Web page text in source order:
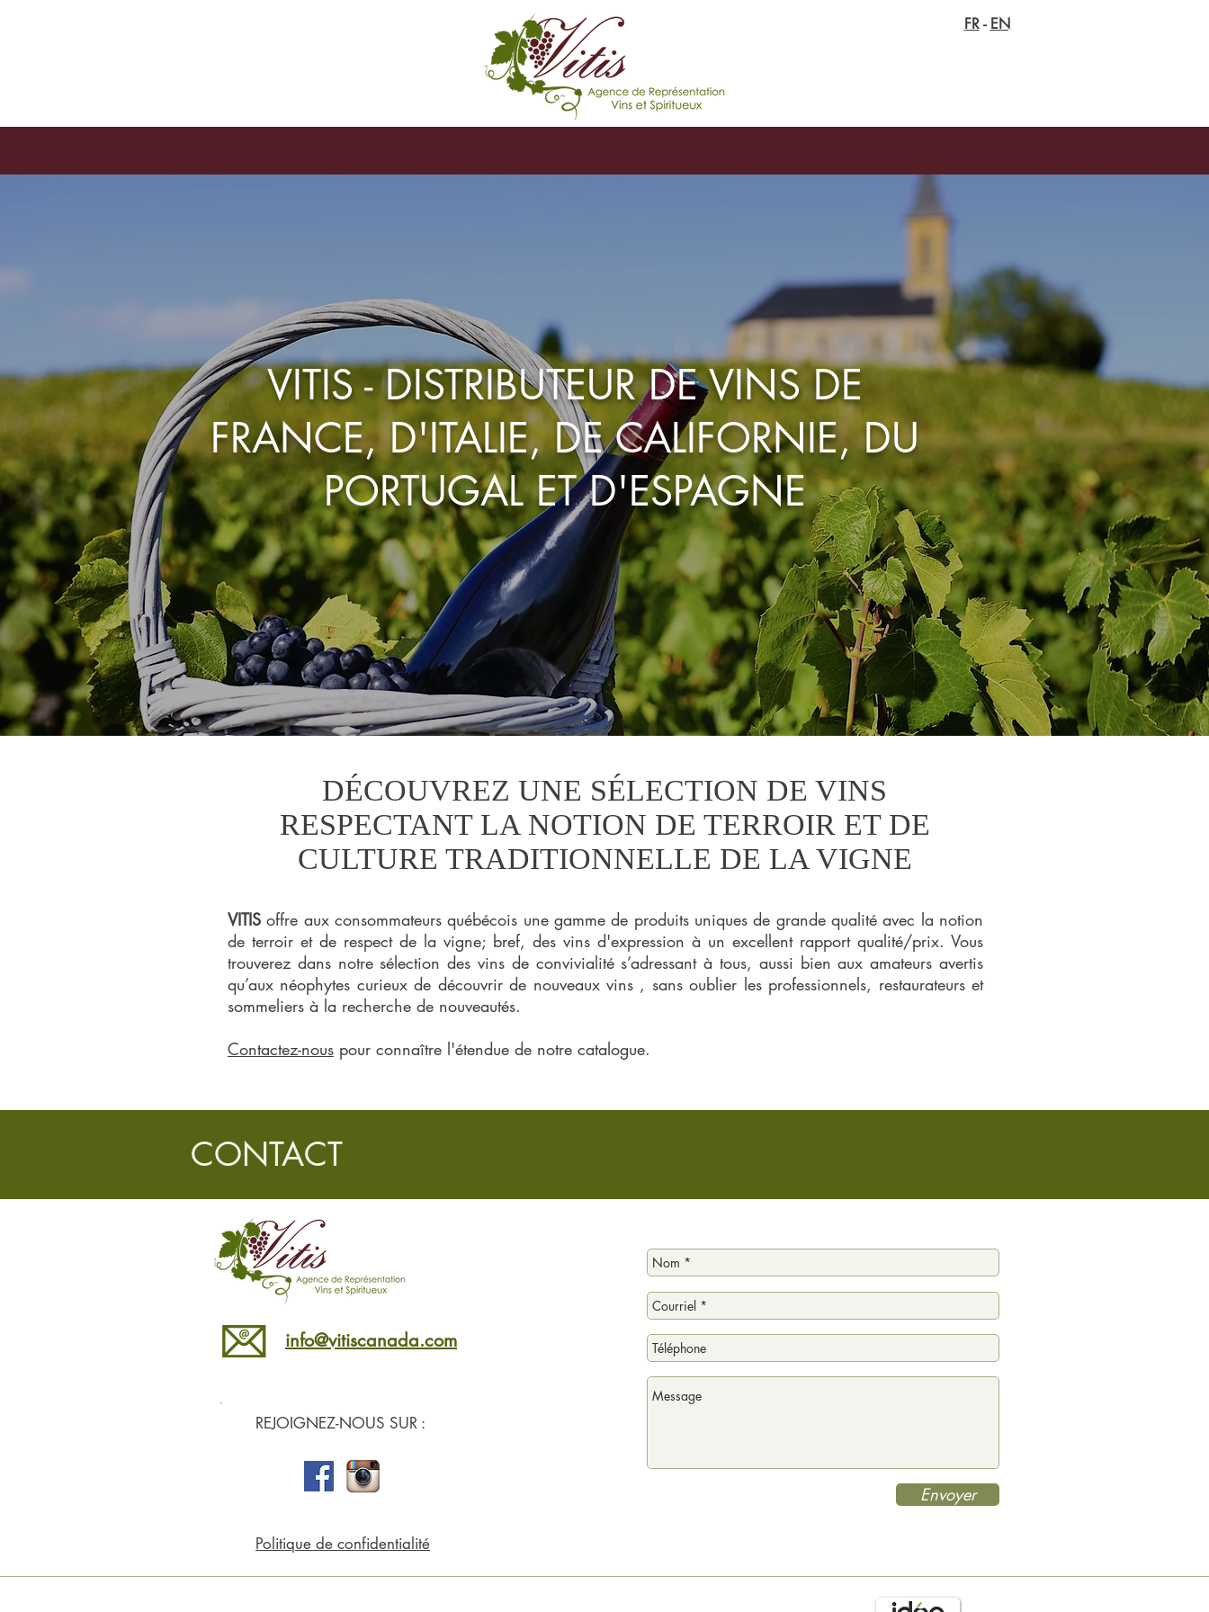
FR- EN
VITIS - DISTRIBUTEUR DE VINS DE
FRANCE, D'ITALIE, DE CALIFORNIE, DU
PORTUGAL ET D'ESPAGNE
DÉCOUVREZ UNE SÉLECTION DE VINS
RESPECTANT LA NOTION DE TERROIR ET DE
CULTURE TRADITIONNELLE DE LA VIGNE
VITIS offre aux consommateurs québécois une gamme de produits uniques de grande qualité avec la notion
de terroir et de respect de la vigne; bref, des vins d'expression à un excellent rapport qualité/prix. Vous
trouverez dans notre sélection des vins de convivialité s’adressant à tous, aussi bien aux amateurs avertis
qu’aux néophytes curieux de découvrir de nouveaux vins , sans oublier les professionnels, restaurateurs et
sommeliers à la recherche de nouveautés.
​Contactez-nous pour connaître l'étendue de notre catalogue.
CONTACT
info@vitiscanada.com
REJOIGNEZ-NOUS SUR :
Politique de confidentialité
Envoyer